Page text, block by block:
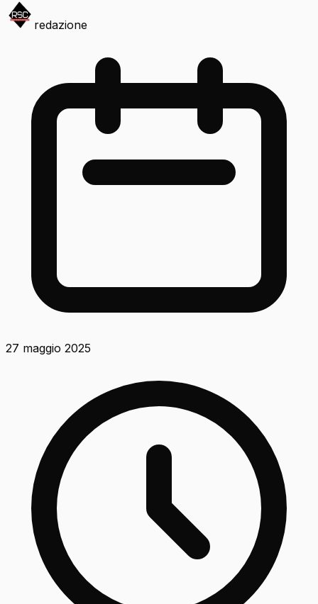
redazione
27 maggio 2025